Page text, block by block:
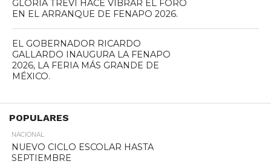
GLORIA TREVI HACE VIBRAR EL FORO
EN EL ARRANQUE DE FENAPO 2026.
EL GOBERNADOR RICARDO
GALLARDO INAUGURA LA FENAPO
2026, LA FERIA MÁS GRANDE DE
MÉXICO.
POPULARES
NACIONAL
NUEVO CICLO ESCOLAR HASTA
SEPTIEMBRE